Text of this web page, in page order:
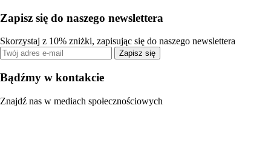
Zapisz się do naszego newslettera
Skorzystaj z 10% zniżki, zapisując się do naszego newslettera
Zapisz się
Bądźmy w kontakcie
Znajdź nas w mediach społecznościowych